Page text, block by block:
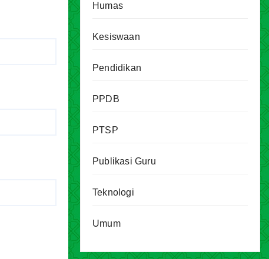
Humas
Kesiswaan
Pendidikan
PPDB
PTSP
Publikasi Guru
Teknologi
Umum